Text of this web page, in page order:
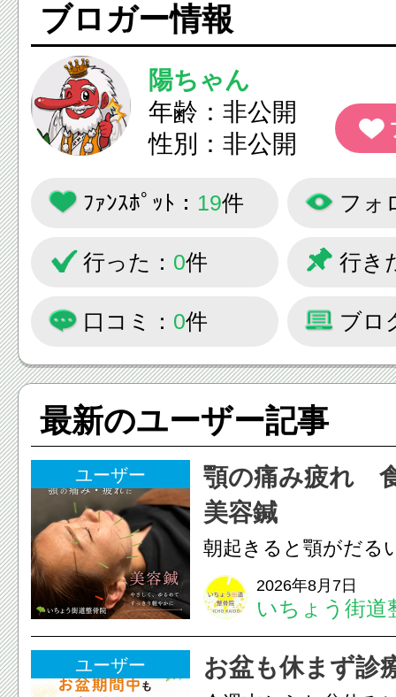
ブロガー情報
陽ちゃん
年齢：非公開
性別：非公開
ﾌｧﾝｽﾎﾟｯﾄ： 19件 フォ
行った： 0件 行き
口コミ： 0件 ブロ
最新のユーザー記事
ユーザー
顎の痛み疲れ
美容鍼
朝起きると顎がだる
ありませんか？無意
は、顎の痛みや疲れ
フェイスラインの張
のこわばり・頭痛や
2026年8月7日
いちょう街道
ユーザー お盆も休まず診